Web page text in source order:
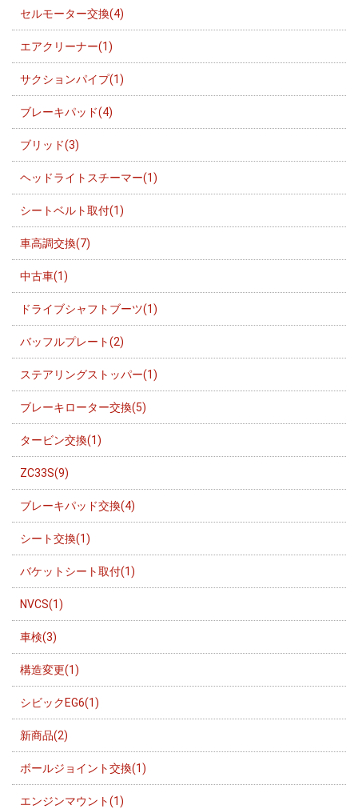
セルモーター交換(4)
エアクリーナー(1)
サクションパイプ(1)
ブレーキパッド(4)
ブリッド(3)
ヘッドライトスチーマー(1)
シートベルト取付(1)
車高調交換(7)
中古車(1)
ドライブシャフトブーツ(1)
バッフルプレート(2)
ステアリングストッパー(1)
ブレーキローター交換(5)
タービン交換(1)
ZC33S(9)
ブレーキパッド交換(4)
シート交換(1)
バケットシート取付(1)
NVCS(1)
車検(3)
構造変更(1)
シビックEG6(1)
新商品(2)
ボールジョイント交換(1)
エンジンマウント(1)